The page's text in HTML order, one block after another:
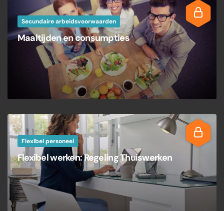
Secundaire arbeidsvoorwaarden
Maaltijden en consumpties
Flexibel personeel
Flexibel werken: Regeling Thuiswerken